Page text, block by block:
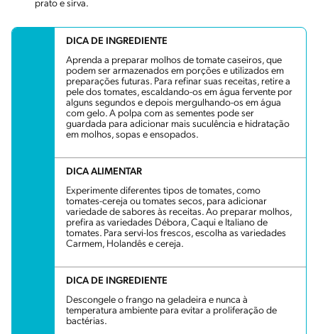
prato e sirva.
DICA DE INGREDIENTE
Aprenda a preparar molhos de tomate caseiros, que
podem ser armazenados em porções e utilizados em
preparações futuras. Para refinar suas receitas, retire a
pele dos tomates, escaldando-os em água fervente por
alguns segundos e depois mergulhando-os em água
com gelo. A polpa com as sementes pode ser
guardada para adicionar mais suculência e hidratação
em molhos, sopas e ensopados.
DICA ALIMENTAR
Experimente diferentes tipos de tomates, como
tomates-cereja ou tomates secos, para adicionar
variedade de sabores às receitas. Ao preparar molhos,
prefira as variedades Débora, Caqui e Italiano de
tomates. Para servi-los frescos, escolha as variedades
Carmem, Holandês e cereja.
DICA DE INGREDIENTE
Descongele o frango na geladeira e nunca à
temperatura ambiente para evitar a proliferação de
bactérias.